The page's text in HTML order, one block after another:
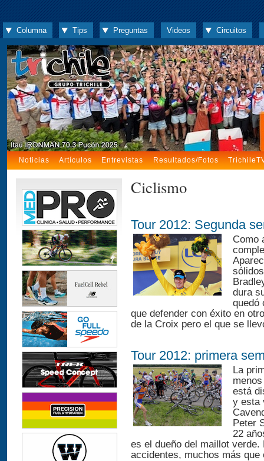
Columna Tips Preguntas Videos Circuitos
Noticias Artículos Entrevistas Resultados/Fotos
Ciclismo
Tour 2012: Segunda
Como
dura
quedó
que defender con éxito en
de la Croix pero el que se
Tour 2012: primera
La
está
y esta
Peter
22
es el dueño del maillot verde.
accidentes, muchos más